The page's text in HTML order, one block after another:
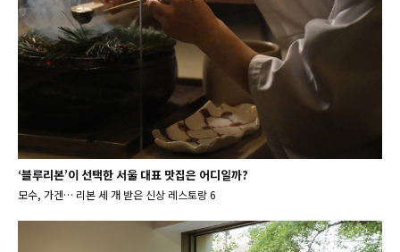
‘블루리본’이 선택한 서울 대표 맛집은 어디일까?
모수, 가겐… 리본 세 개 받은 신상 레스토랑 6